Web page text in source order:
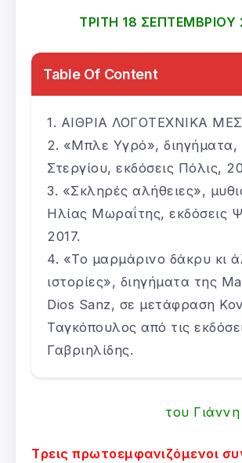
ΤΡΙΤΗ 18 ΣΕΠΤΕΜΒΡΙΟΥ
Table Of Content
ΑΙΘΡΙΑ ΛΟΓΟΤΕΧΝΙΚΑ
«Μπλε Υγρό», διηγήματα,
Στεργίου, εκδόσεις Πόλις,
«Σκληρές αλήθειες»,
Ηλίας Μωραΐτης, εκδόσεις
2017.
«Το μαρμάρινο δάκρυ κι
ιστορίες», διηγήματα της
Dios Sanz, σε μετάφραση
Ταγκόπουλος από τις
Γαβριηλίδης.
του
Tρεις πρωτοεμφανιζόμενοι